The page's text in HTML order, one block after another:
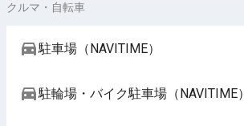
クルマ・自転車
駐車場（NAVITIME）
駐輪場・バイク駐車場（NAVITIME）